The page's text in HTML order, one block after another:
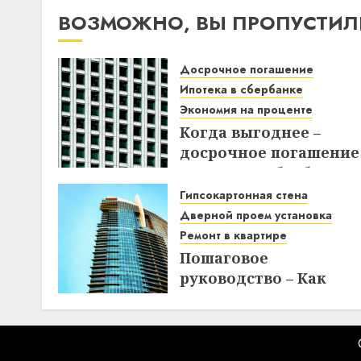
ВОЗМОЖНО, ВЫ
Досрочное погашение
Ипотека в сбербанке
Экономия на проценте
Когда выгоднее –
досрочное погашение
ипотеки в Сбербанке
до или после дня
списания? Узнайте все
нюансы!
18.12.2025
Гипсокартонная стена
Дверной проем установка
Ремонт в квартире
Пошаговое
руководство – Как